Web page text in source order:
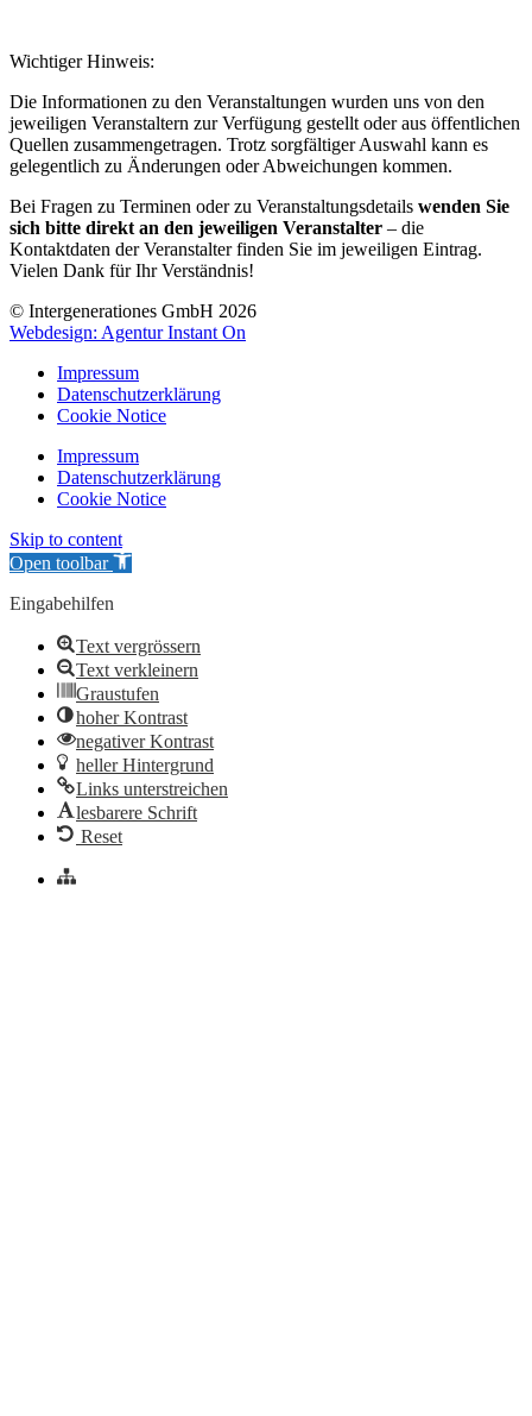
Wichtiger Hinweis:
Die Informationen zu den Veranstaltungen wurden uns von den
jeweiligen Veranstaltern zur Verfügung gestellt oder aus öffentlichen
Quellen zusammengetragen. Trotz sorgfältiger Auswahl kann es
gelegentlich zu Änderungen oder Abweichungen kommen.
Bei Fragen zu Terminen oder zu Veranstaltungsdetails wenden Sie
sich bitte direkt an den jeweiligen Veranstalter – die
Kontaktdaten der Veranstalter finden Sie im jeweiligen Eintrag.
Vielen Dank für Ihr Verständnis!
© Intergenerationes GmbH 2026
Webdesign: Agentur Instant On
Impressum
Datenschutzerklärung
Cookie Notice
Impressum
Datenschutzerklärung
Cookie Notice
Skip to content
Open toolbar
Eingabehilfen
Text vergrössern
Text verkleinern
Graustufen
hoher Kontrast
negativer Kontrast
heller Hintergrund
Links unterstreichen
lesbarere Schrift
Reset